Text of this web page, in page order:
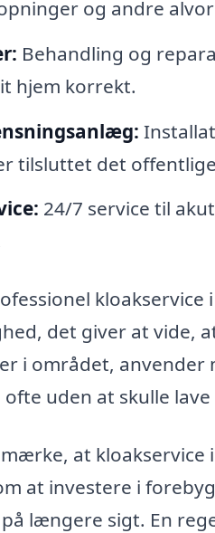
og andre
Behandling og
hjem korrekt.
tilsluttet det
24/7 service til
det giver at vide,
i området,
uden at skulle
at
at investere i
længere sigt. En